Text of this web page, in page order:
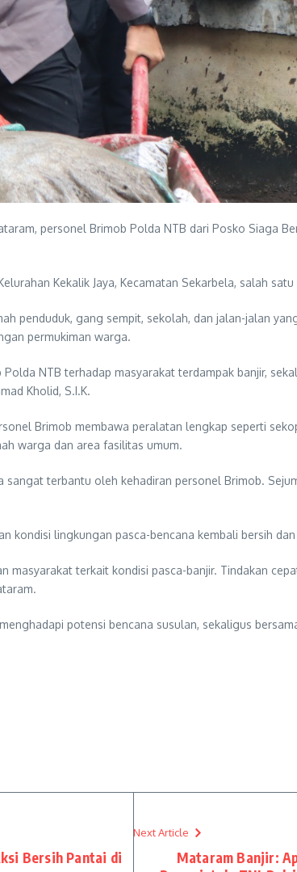
personel Brimob Polda NTB dari Posko Siaga
Kekalik Jaya, Kecamatan Sekarbela, salah
penduduk, gang sempit, sekolah, dan jalan-jalan
permukiman warga.
NTB terhadap masyarakat terdampak banjir,
Kholid, S.I.K.
Brimob membawa peralatan lengkap seperti
warga dan area fasilitas umum.
terbantu oleh kehadiran personel Brimob.
kondisi lingkungan pasca-bencana kembali bersih
terkait kondisi pasca-banjir. Tindakan
potensi bencana susulan, sekaligus
Bersih Pantai di
Next Article
Mataram Banjir: